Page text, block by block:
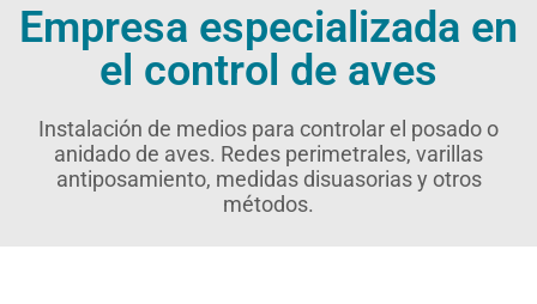
Empresa especializada en
el control de aves
Instalación de medios para controlar el posado o
anidado de aves. Redes perimetrales, varillas
antiposamiento, medidas disuasorias y otros
métodos.